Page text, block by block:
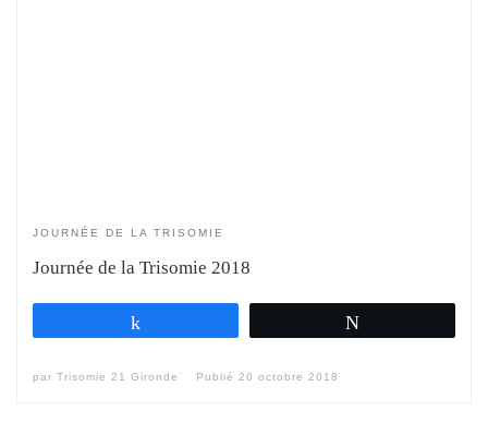
JOURNÉE DE LA TRISOMIE
Journée de la Trisomie 2018
par Trisomie 21 Gironde Publié 20 octobre 2018